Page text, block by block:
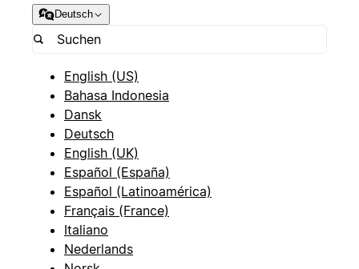
Deutsch
English (US)
Bahasa Indonesia
Dansk
Deutsch
English (UK)
Español (España)
Español (Latinoamérica)
Français (France)
Italiano
Nederlands